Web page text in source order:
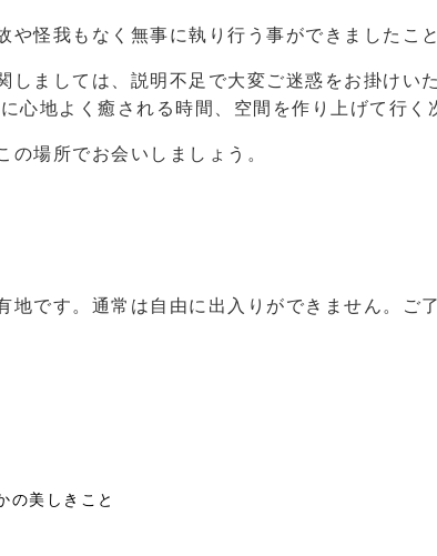
や怪我もなく無事に執り行う事ができましたこ
しましては、説明不足で大変ご迷惑をお掛けい
心地よく癒される時間、空間を作り上げて行く
場所でお会いしましょう。
です。通常は自由に出入りができません。ご了
の美しきこと